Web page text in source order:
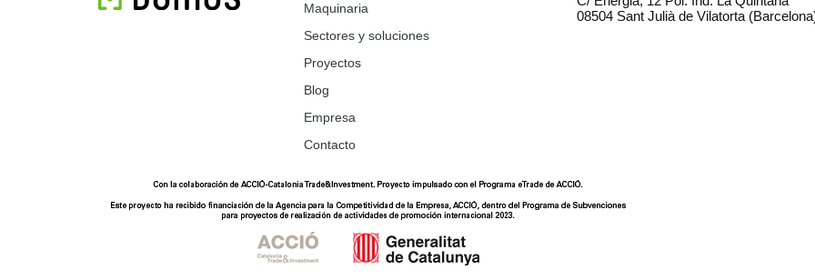
Maquinaria
Sectores y soluciones
Proyectos
Blog
Empresa
Contacto
08504 Sant Julià de Vilatorta